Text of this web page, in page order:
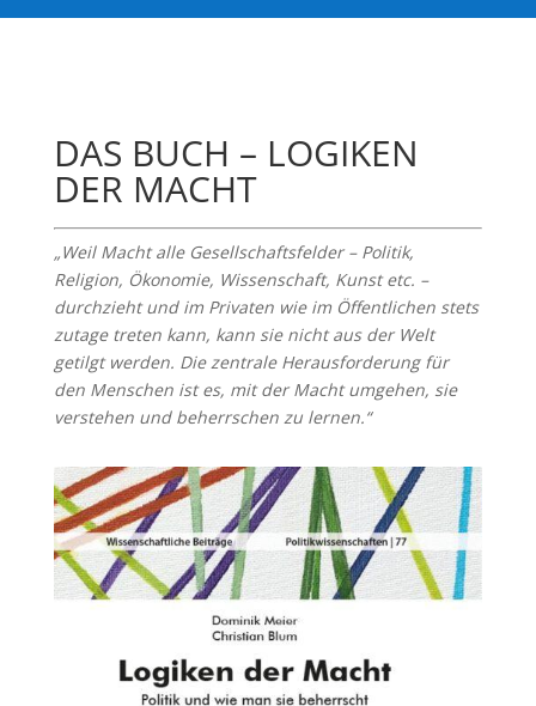
DAS BUCH – LOGIKEN
DER MACHT
„Weil Macht alle Gesellschaftsfelder – Politik,
Religion, Ökonomie, Wissenschaft, Kunst etc. –
durchzieht und im Privaten wie im Öffentlichen stets
zutage treten kann, kann sie nicht aus der Welt
getilgt werden. Die zentrale Herausforderung für
den Menschen ist es, mit der Macht umgehen, sie
verstehen und beherrschen zu lernen.“